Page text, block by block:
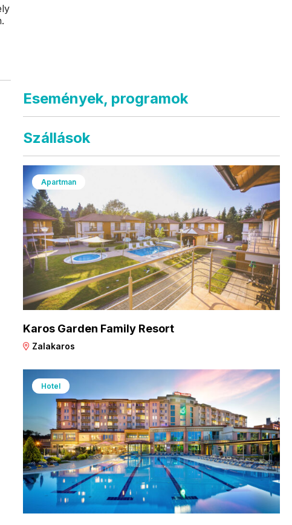
Események, programok
Szállások
Apartman
Karos Garden Family Resort
Zalakaros
Hotel